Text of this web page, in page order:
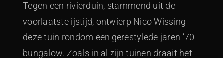
Tegen een rivierduin, stammend uit de
voorlaatste ijstijd, ontwierp Nico Wissing
deze tuin rondom een gerestylede jaren ’70
bungalow. Zoals in al zijn tuinen draait het